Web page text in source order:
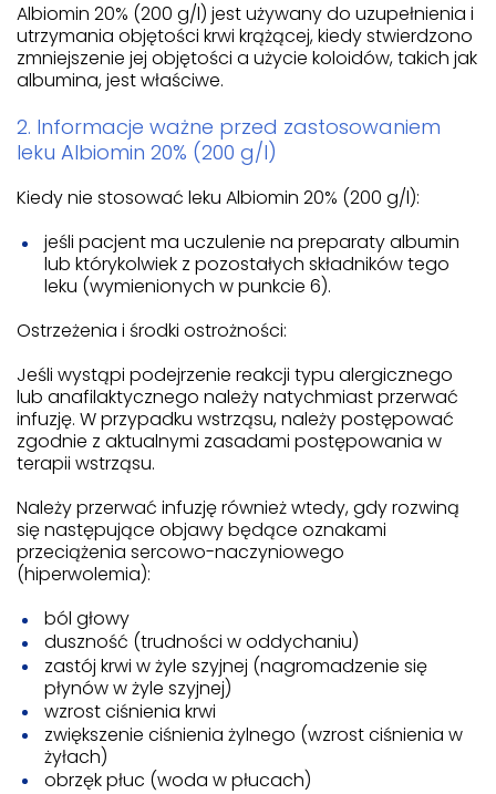
Albiomin 20% (200 g/l) jest używany do uzupełnienia i
utrzymania objętości krwi krążącej, kiedy stwierdzono
zmniejszenie jej objętości a użycie koloidów, takich jak
albumina, jest właściwe.
2. Informacje ważne przed zastosowaniem
leku Albiomin 20% (200 g/l)
Kiedy nie stosować leku Albiomin 20% (200 g/l):
jeśli pacjent ma uczulenie na preparaty albumin
lub którykolwiek z pozostałych składników tego
leku (wymienionych w punkcie 6).
Ostrzeżenia i środki ostrożności:
Jeśli wystąpi podejrzenie reakcji typu alergicznego
lub anafilaktycznego należy natychmiast przerwać
infuzję. W przypadku wstrząsu, należy postępować
zgodnie z aktualnymi zasadami postępowania w
terapii wstrząsu.
Należy przerwać infuzję również wtedy, gdy rozwiną
się następujące objawy będące oznakami
przeciążenia sercowo-naczyniowego
(hiperwolemia):
ból głowy
duszność (trudności w oddychaniu)
zastój krwi w żyle szyjnej (nagromadzenie się
płynów w żyle szyjnej)
wzrost ciśnienia krwi
zwiększenie ciśnienia żylnego (wzrost ciśnienia w
żyłach)
obrzęk płuc (woda w płucach)